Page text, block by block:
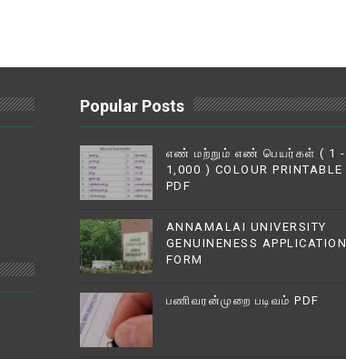
Popular Posts
எண் மற்றும் எண் பெயர்கள் ( 1 -
1,000 ) COLOUR PRINTABLE
PDF
ANNAMALAI UNIVERSITY
GENUINENESS APPLICATION
FORM
பணிவரன்முறை படிவம் PDF